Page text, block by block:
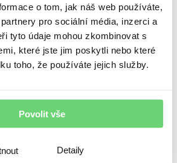
Detaily
o tom, jak náš web používáte,
pro sociální média, inzerci a
tyto údaje mohou zkombinovat s
které jste jim poskytli nebo které
toho, že používáte jejich služby.
Povolit vše
Zajistit na penzi by se měl
následných provizí je tento
poradce zajímavý.“
a podle ohlasů i naši
chválí. Jsme zase u těch
Pořádám přímo u nás
manažery a jsem